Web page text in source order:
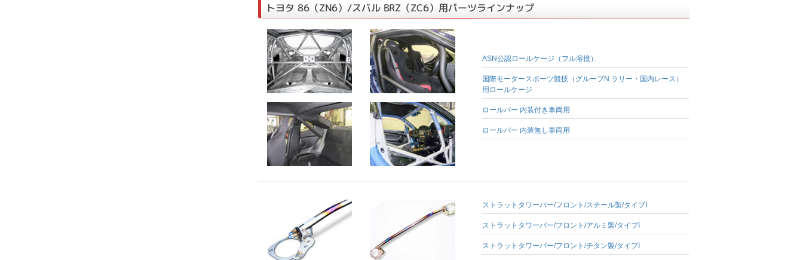
トヨタ 86（ZN6）/スバル BRZ（ZC6）用パーツラインナップ
ASN公認ロールケージ（フル溶接）
国際モータースポーツ競技（グループN ラリー・国内レース）
用ロールケージ
ロールバー 内装付き車両用
ロールバー 内装無し車両用
ストラットタワーバー/フロント/スチール製/タイプI
ストラットタワーバー/フロント/アルミ製/タイプI
ストラットタワーバー/フロント/チタン製/タイプI